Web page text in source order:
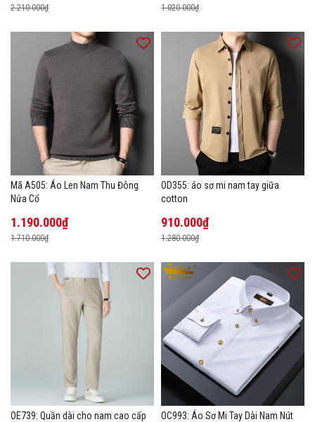
2.210.000₫ 1.020.000₫
Mã A505: Áo Len Nam Thu Đông
Nửa Cổ
1.190.000₫
1.710.000₫
OD355: áo sơ mi nam tay giữa
cotton
910.000₫
1.280.000₫
OE739: Quần dài cho nam cao cấp
OC993: Áo Sơ Mi Tay Dài Nam Nút